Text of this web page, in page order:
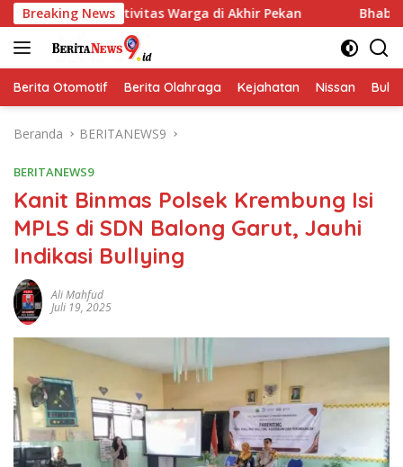
Langsung
ke
konten
Breaking News
Warga di Akhir Pekan Bhabinkamtibmas
Berita Otomotif Berita Olahraga Kejahatan Nissan
Beranda BERITANEWS9
BERITANEWS9
Kanit Binmas Polsek Krembung Isi
MPLS di SDN Balong Garut, Jauhi
Indikasi Bullying
Ali Mahfud
Juli 19, 2025